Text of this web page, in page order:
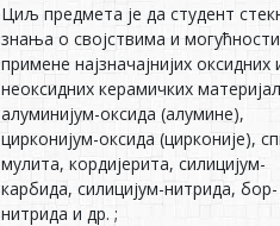
Циљ предмета је да студент
знања о својствима и
примене најзначајнијих оксидних
неоксидних керамичких
алуминијум-оксида (алумине),
цирконијум-оксида (цирконије),
мулита, кордијерита, силицијум-
карбида, силицијум-нитрида, бор-
нитрида и др. ;